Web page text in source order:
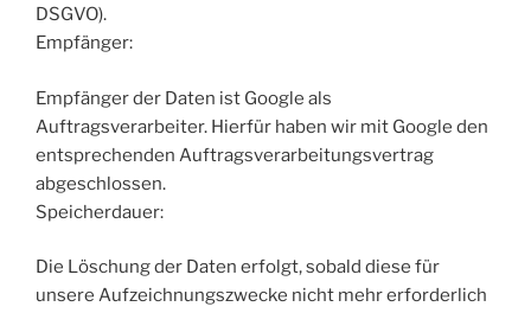
DSGVO).
Empfänger:
Empfänger der Daten ist Google als
Auftragsverarbeiter. Hierfür haben wir mit Google den
entsprechenden Auftragsverarbeitungsvertrag
abgeschlossen.
Speicherdauer:
Die Löschung der Daten erfolgt, sobald diese für
unsere Aufzeichnungszwecke nicht mehr erforderlich